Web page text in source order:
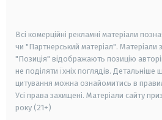
Всі комерційні рекламні матеріали
чи "Партнерський матеріал". Матеріали
"Позиція" відображають позицію
не поділяти їхніх поглядів.
цитування можна ознайомитись в
Усі права захищені. Матеріали сайту
року (21+)